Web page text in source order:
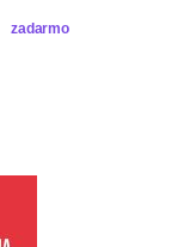
zadarmo